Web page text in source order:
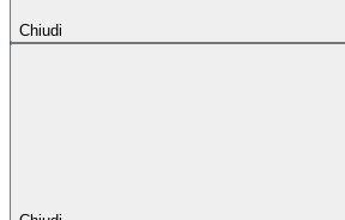
Chiudi